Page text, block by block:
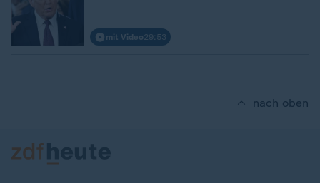
mit Video29:53
nach oben